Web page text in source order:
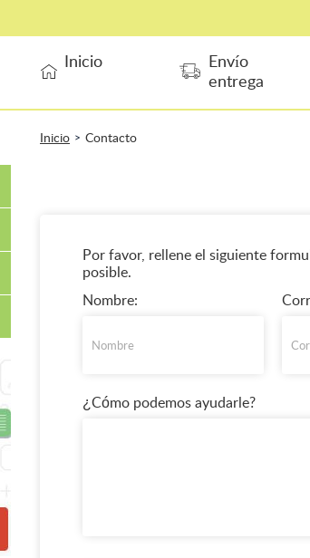
Inicio
Envío
entrega
Inicio > Contacto
Por favor, rellene el siguiente
posible.
Nombre:
¿Cómo podemos ayudarle?